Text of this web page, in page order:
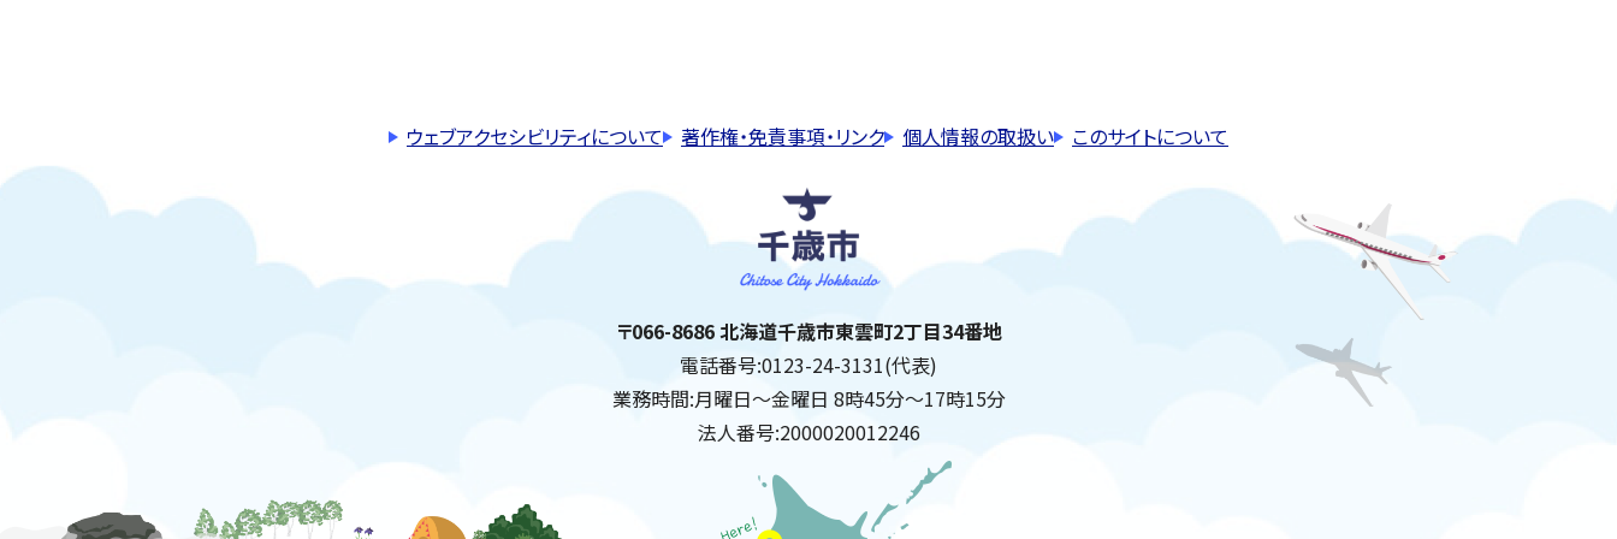
ウェブアクセシビリティについて 著作権・免責事項・リンク 個人情報の取扱い このサイトについて
千歳市
住所:
〒066-8686 北海道千歳市東雲町2丁目34番地
電話番号:0123-24-3131(代表)
業務時間:月曜日～金曜日 8時45分～17時15分
法人番号:2000020012246